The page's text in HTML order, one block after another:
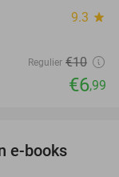
9.3 star
Regulier €10
€6,99
e-books